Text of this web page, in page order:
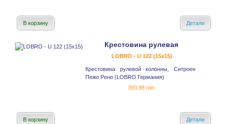
В корзину Детали
Крестовина рулевая
LOBRO - U 122 (15x15)
Крестовина рулевой колонны, Ситроен
Пежо Рено (LOBRO Германия)
393.98 грн.
В корзину Детали